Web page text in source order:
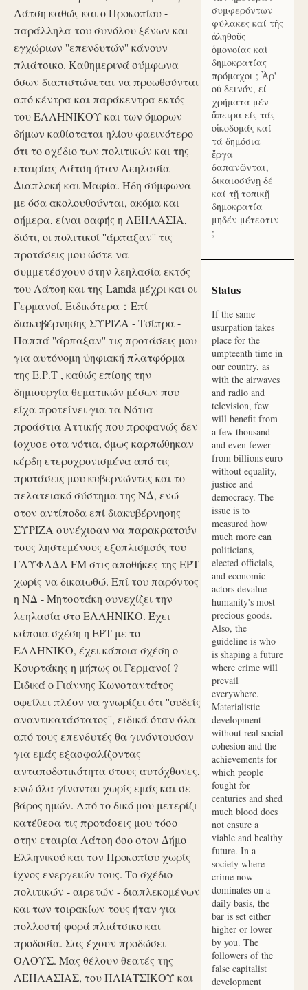
Λάτση καθώς και ο Προκοπίου -
παράλληλα του συνόλου ξένων και
εγχώριων ''επενδυτών'' κάνουν
πλιάτσικο. Καθημερινά σύμφωνα
όσων διαπιστώνεται να προωθούνται
από κέντρα και παράκεντρα εκτός
του ΕΛΛΗΝΙΚΟΥ και των όμορων
δήμων καθίσταται ηλίου φαεινότερο
ότι το σχέδιο των πολιτικών και της
εταιρίας Λάτση ήταν Λεηλασία
Διαπλοκή και Μαφία. Ήδη σύμφωνα
με όσα ακολουθούνται, ακόμα και
σήμερα, είναι σαφής η ΛΕΗΛΑΣΙΑ,
διότι, οι πολιτικοί ''άρπαξαν'' τις
προτάσεις μου ώστε να
συμμετέσχουν στην λεηλασία εκτός
του Λάτση και της Lamda μέχρι και οι
Γερμανοί. Ειδικότερα：Επί
διακυβέρνησης ΣΥΡΙΖΑ - Τσίπρα -
Παππά ''άρπαξαν'' τις προτάσεις μου
για αυτόνομη ψηφιακή πλατφόρμα
της Ε.Ρ.Τ , καθώς επίσης την
δημιουργία θεματικών μέσων που
είχα προτείνει για τα Νότια
προάστια Αττικής που προφανώς δεν
ίσχυσε στα νότια, όμως καρπώθηκαν
κέρδη ετεροχρονισμένα από τις
προτάσεις μου κυβερνώντες και το
πελατειακό σύστημα της ΝΔ, ενώ
στον αντίποδα επί διακυβέρνησης
ΣΥΡΙΖΑ συνέχισαν να παρακρατούν
τους ληστεμένους εξοπλισμούς του
ΓΛΥΦΑΔΑ FM στις αποθήκες της ΕΡΤ
χωρίς να δικαιωθώ. Επί του παρόντος
η ΝΔ - Μητσοτάκη συνεχίζει την
λεηλασία στο ΕΛΛΗΝΙΚΟ. Έχει
κάποια σχέση η ΕΡΤ με το
ΕΛΛΗΝΙΚΟ, έχει κάποια σχέση ο
Κουρτάκης η μήπως οι Γερμανοί ?
Ειδικά ο Γιάννης Κωνσταντάτος
οφείλει πλέον να γνωρίζει ότι ''ουδείς
αναντικατάστατος'', ειδικά όταν όλα
από τους επενδυτές θα γινόντουσαν
για εμάς εξασφαλίζοντας
ανταποδοτικότητα στους αυτόχθονες,
ενώ όλα γίνονται χωρίς εμάς και σε
βάρος ημών. Από το δικό μου μετερίζι
κατέθεσα τις προτάσεις μου τόσο
στην εταιρία Λάτση όσο στον Δήμο
Ελληνικού και τον Προκοπίου χωρίς
ίχνος ενεργειών τους. Το σχέδιο
πολιτικών - αιρετών - διαπλεκομένων
και των τσιρακίων τους ήταν για
πολλοστή φορά πλιάτσικο και
προδοσία. Σας έχουν προδώσει
ΟΛΟΥΣ. Μας θέλουν θεατές της
ΛΕΗΛΑΣΙΑΣ, του ΠΛΙΑΤΣΙΚΟΥ και
συμφερόντων
φύλακες καί τῆς
ἀληθοῦς
ὁμονοίας καὶ
δημοκρατίας
πρόμαχοι ; Ἆρ'
οὐ δεινόν, εί
χρήματα μέν
ἄπειρα είς τάς
οἰκοδομάς καί
τά δημόσια
ἔργα
δαπανῶνται,
δικαιοσύνῃ δέ
καί τῇ τοπικῇ
δημοκρατία
μηδέν μέτεστιν
;
Status
If the same
usurpation takes
place for the
umpteenth time in
our country, as
with the airwaves
and radio and
television, few
will benefit from
a few thousand
and even fewer
from billions euro
without equality,
justice and
democracy. The
issue is to
measured how
much more can
politicians,
elected officials,
and economic
actors devalue
humanity's most
precious goods.
Also, the
guideline is who
is shaping a future
where crime will
prevail
everywhere.
Materialistic
development
without real social
cohesion and the
achievements for
which people
fought for
centuries and shed
much blood does
not ensure a
viable and healthy
future. In a
society where
crime now
dominates on a
daily basis, the
bar is set either
higher or lower
by you. The
followers of the
false capitalist
development